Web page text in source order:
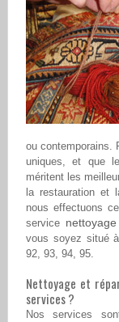
ou contemporains.
uniques, et que
méritent les
la restauration et
nous effectuons
service
vous soyez situé
92, 93, 94, 95.
Nettoyage et
services ?
Nos services